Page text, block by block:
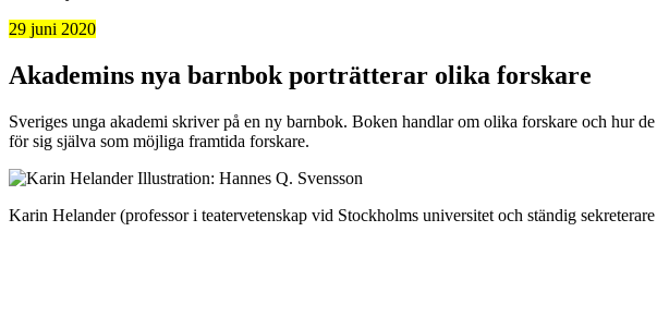
29 juni 2020
Akademins nya barnbok porträtterar olika forskare
Sveriges unga akademi skriver på en ny barnbok. Boken handlar om olika forskare och hur
för sig själva som möjliga framtida forskare.
Karin Helander (professor i teatervetenskap vid Stockholms universitet och ständig